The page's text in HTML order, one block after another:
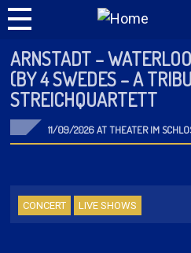
ARNSTADT –
(BY 4 SWEDES – A
STREICHQUARTETT
11/09/2026 AT THEATER IM
CONCERT LIVE SHOWS